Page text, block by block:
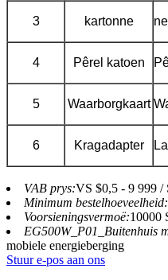
3 kartonne
4 Pêrel katoen
5 Waarborgkaart
6 Kragadapter
VAB prys:VS $0,5 - 9 999 /
Minimum bestelhoeveelheid:
Voorsieningsvermoë:10000
EG500W_P01_Buitenhuis
mobiele energieberging
Stuur e-pos aan ons